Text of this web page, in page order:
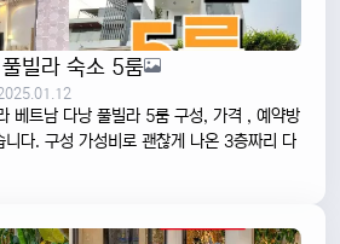
빌라 숙소 5룸
베트남 다낭 풀빌라 5룸 구성, 가격 , 예약방
3층짜리 다